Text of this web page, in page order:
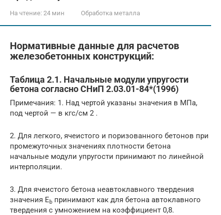
На чтение: 24 мин Обработка металла
Нормативные данные для расчетов
железобетонных конструкций:
Таблица 2.1. Начальные модули упругости
бетона согласно СНиП 2.03.01-84*(1996)
Примечания: 1. Над чертой указаны значения в МПа,
под чертой — в кгс/см 2 .
2. Для легкого, ячеистого и поризованного бетонов при
промежуточных значениях плотности бетона
начальные модули упругости принимают по линейной
интерполяции.
3. Для ячеистого бетона неавтоклавного твердения
значения Еb принимают как для бетона автоклавного
твердения с умножением на коэффициент 0,8.